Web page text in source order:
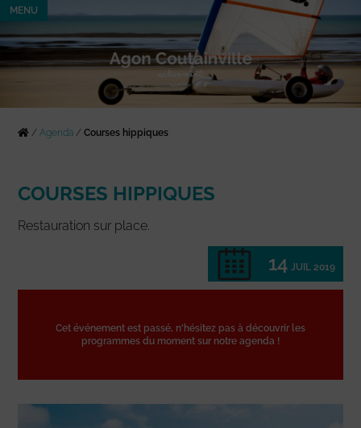
MENU
/Agenda /Courses hippiques
COURSES HIPPIQUES
Restauration sur place.
14 JUIL 2019
Cet événement est passé, n'hésitez pas à découvrir les
programmes du moment sur notre agenda !